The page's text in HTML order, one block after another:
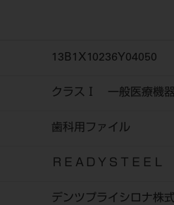
13B1X10236Y04050
クラスⅠ 一般医療機器
歯科用ファイル
ＲＥＡＤＹＳＴＥ
デンツプライシロナ株